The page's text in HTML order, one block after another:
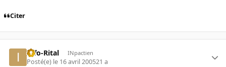
Citer
Info-Rital INpactien
Posté(e) le 16 avril 200521 a